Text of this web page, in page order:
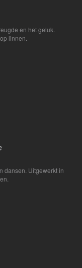
en het geluk.
linnen.
dansen. Uitgewerkt in